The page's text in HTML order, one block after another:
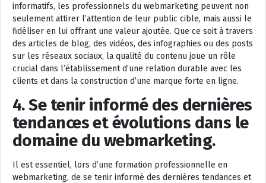
informatifs, les professionnels du webmarketing peuvent non
seulement attirer l’attention de leur public cible, mais aussi le
fidéliser en lui offrant une valeur ajoutée. Que ce soit à travers
des articles de blog, des vidéos, des infographies ou des posts
sur les réseaux sociaux, la qualité du contenu joue un rôle
crucial dans l’établissement d’une relation durable avec les
clients et dans la construction d’une marque forte en ligne.
4. Se tenir informé des dernières
tendances et évolutions dans le
domaine du webmarketing.
Il est essentiel, lors d’une formation professionnelle en
webmarketing, de se tenir informé des dernières tendances et